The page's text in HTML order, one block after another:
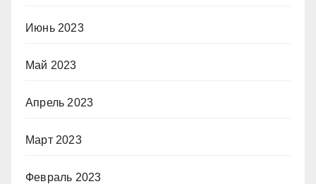
Июнь 2023
Май 2023
Апрель 2023
Март 2023
Февраль 2023